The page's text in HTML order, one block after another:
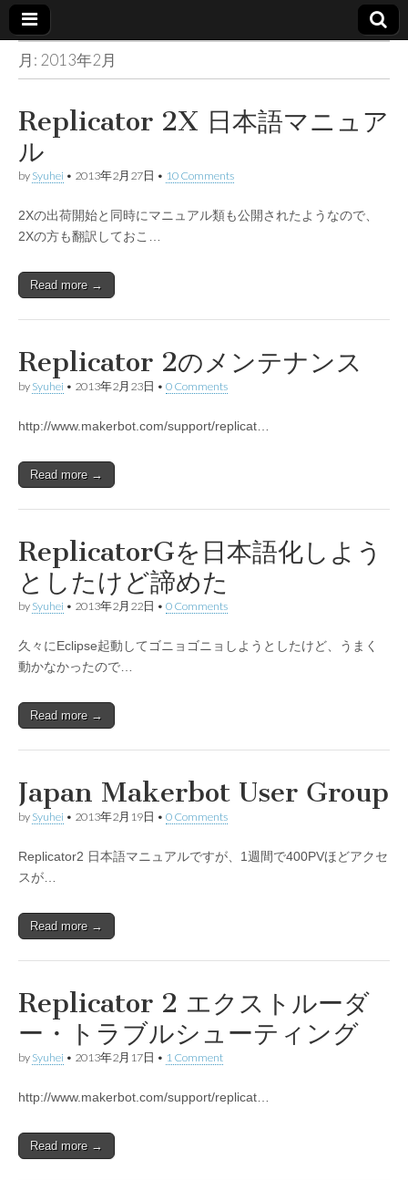
Made in
container
月: 2013年2月
Replicator 2X 日本語マニュア
ル
by Syuhei • 2013年2月27日 • 10 Comments
2Xの出荷開始と同時にマニュアル類も公開されたようなので、
2Xの方も翻訳しておこ…
Read more →
Replicator 2のメンテナンス
by Syuhei • 2013年2月23日 • 0 Comments
http://www.makerbot.com/support/replicat…
Read more →
ReplicatorGを日本語化しよう
としたけど諦めた
by Syuhei • 2013年2月22日 • 0 Comments
久々にEclipse起動してゴニョゴニョしようとしたけど、うまく
動かなかったので…
Read more →
Japan Makerbot User Group
by Syuhei • 2013年2月19日 • 0 Comments
Replicator2 日本語マニュアルですが、1週間で400PVほどアクセ
スが…
Read more →
Replicator 2 エクストルーダ
ー・トラブルシューティング
by Syuhei • 2013年2月17日 • 1 Comment
http://www.makerbot.com/support/replicat…
Read more →